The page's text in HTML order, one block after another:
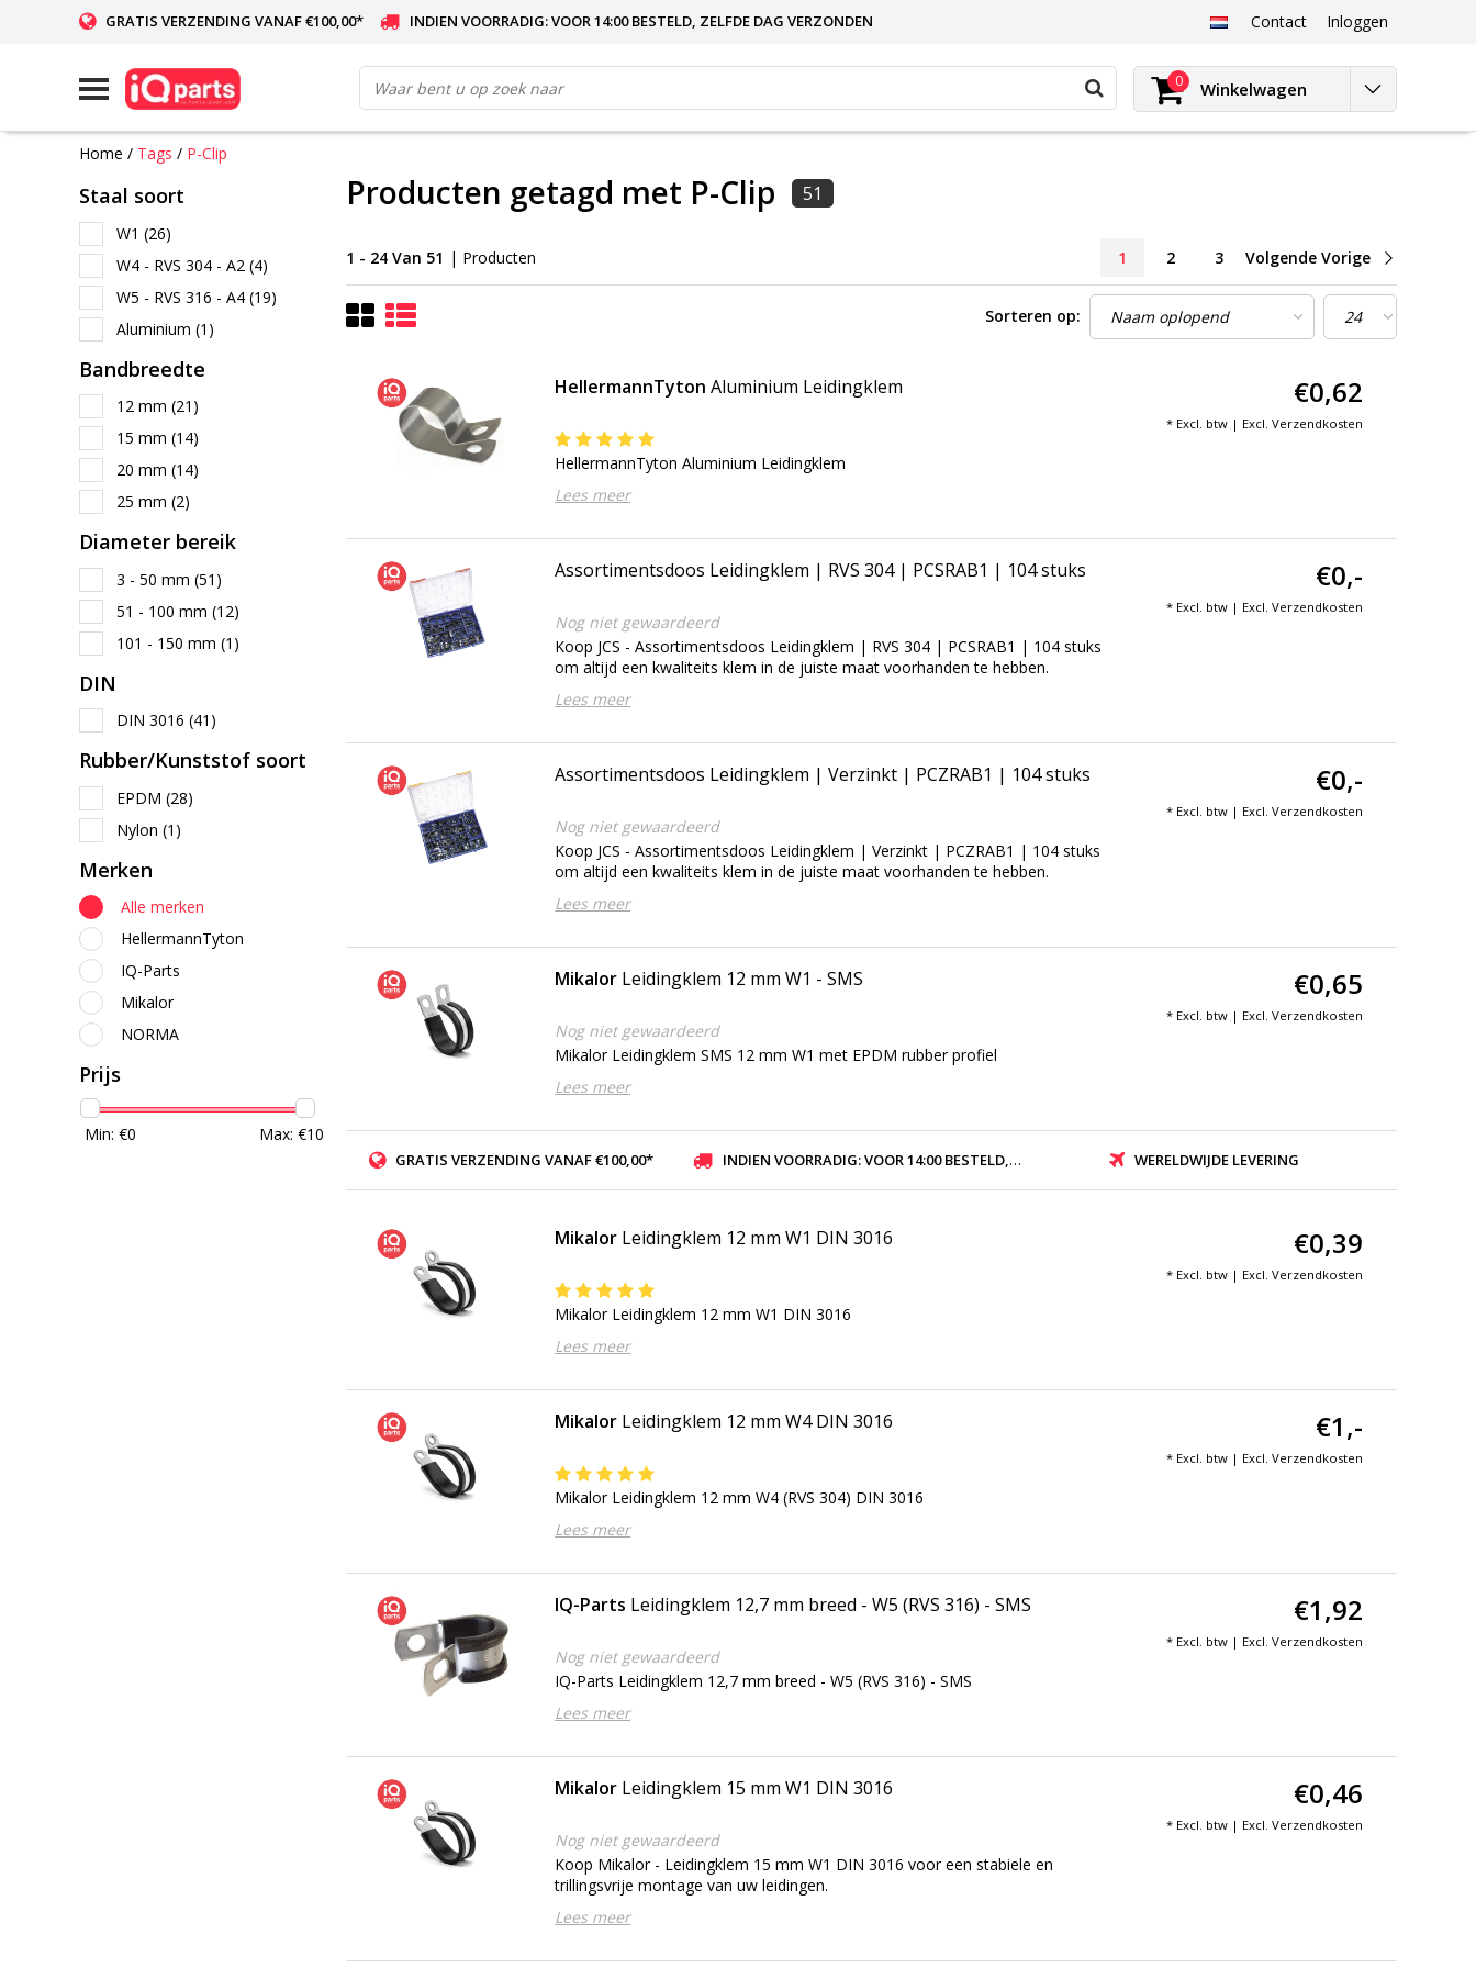
GRATIS VERZENDING VANAF €100,00* INDIEN VOORRADIG: VOOR 14:00 BESTELD, ZELFDE DAG VERZONDEN Contact Inloggen
0 Winkelwagen
Home / Tags / P-Clip
Staal soort
W1 (26)
W4 - RVS 304 - A2 (4)
W5 - RVS 316 - A4 (19)
Aluminium (1)
Bandbreedte
12 mm (21)
15 mm (14)
20 mm (14)
25 mm (2)
Diameter bereik
3 - 50 mm (51)
51 - 100 mm (12)
101 - 150 mm (1)
DIN
DIN 3016 (41)
Rubber/Kunststof soort
EPDM (28)
Nylon (1)
Merken
Alle merken
HellermannTyton
IQ-Parts
Mikalor
NORMA
Prijs
Min: €0 Max: €10
Producten getagd met P-Clip 51
1 - 24 Van 51 | Producten 1 2 3 Volgende Vorige
Sorteren op:
HellermannTyton Aluminium Leidingklem
HellermannTyton Aluminium Leidingklem
Lees meer
€0,62
* Excl. btw | Excl. Verzendkosten
Assortimentsdoos Leidingklem | RVS 304 | PCSRAB1 | 104 stuks
Nog niet gewaardeerd
Koop JCS - Assortimentsdoos Leidingklem | RVS 304 | PCSRAB1 | 104 stuks
om altijd een kwaliteits klem in de juiste maat voorhanden te hebben.
Lees meer
€0,-
* Excl. btw | Excl. Verzendkosten
Assortimentsdoos Leidingklem | Verzinkt | PCZRAB1 | 104 stuks
Nog niet gewaardeerd
Koop JCS - Assortimentsdoos Leidingklem | Verzinkt | PCZRAB1 | 104 stuks
om altijd een kwaliteits klem in de juiste maat voorhanden te hebben.
Lees meer
€0,-
* Excl. btw | Excl. Verzendkosten
Mikalor Leidingklem 12 mm W1 - SMS
Nog niet gewaardeerd
Mikalor Leidingklem SMS 12 mm W1 met EPDM rubber profiel
Lees meer
€0,65
* Excl. btw | Excl. Verzendkosten
GRATIS VERZENDING VANAF €100,00* INDIEN VOORRADIG: VOOR 14:00 BESTELD, ZELFDE DAG VERZONDEN WERELDWIJDE LEVERING
Mikalor Leidingklem 12 mm W1 DIN 3016
Mikalor Leidingklem 12 mm W1 DIN 3016
Lees meer
€0,39
* Excl. btw | Excl. Verzendkosten
Mikalor Leidingklem 12 mm W4 DIN 3016
Mikalor Leidingklem 12 mm W4 (RVS 304) DIN 3016
Lees meer
€1,-
* Excl. btw | Excl. Verzendkosten
IQ-Parts Leidingklem 12,7 mm breed - W5 (RVS 316) - SMS
Nog niet gewaardeerd
IQ-Parts Leidingklem 12,7 mm breed - W5 (RVS 316) - SMS
Lees meer
€1,92
* Excl. btw | Excl. Verzendkosten
Mikalor Leidingklem 15 mm W1 DIN 3016
Nog niet gewaardeerd
Koop Mikalor - Leidingklem 15 mm W1 DIN 3016 voor een stabiele en
trillingsvrije montage van uw leidingen.
Lees meer
€0,46
* Excl. btw | Excl. Verzendkosten